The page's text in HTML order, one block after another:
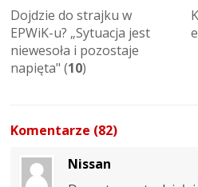
Dojdzie do strajku w
EPWiK-u? „Sytuacja jest
niewesoła i pozostaje
napięta" (10)
Komentarze (82)
Nissan